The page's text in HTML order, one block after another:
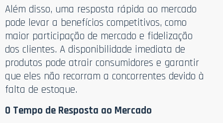
Além disso, uma resposta rápida ao mercado
pode levar a benefícios competitivos, como
maior participação de mercado e fidelização
dos clientes. A disponibilidade imediata de
produtos pode atrair consumidores e garantir
que eles não recorram a concorrentes devido à
falta de estoque.
O Tempo de Resposta ao Mercado